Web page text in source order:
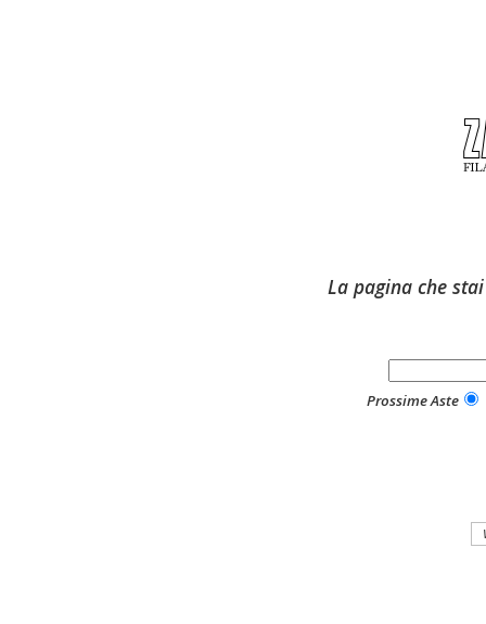
La pagina che
Prossime Aste